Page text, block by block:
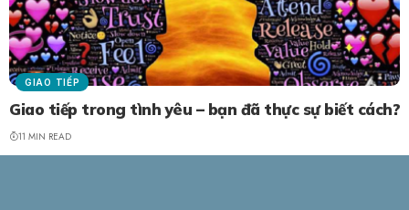
GIAO TIẾP
Giao tiếp trong tình yêu – bạn đã thực sự biết cách?
11 MIN READ